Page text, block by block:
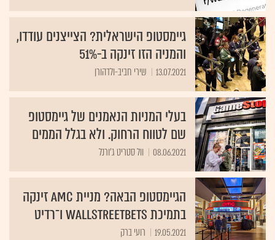
גיימסטופ הישראלית? הצייצנים עודדו,
והמניה הזו זינקה ב-51%
13.07.2021 שירי חביב-ולדהורן
בעלי המניות הנאמנים של גיימסטופ
שם לטווח הרחוק. ולא בגלל הממים
08.06.2021 וול סטריט ג'ורנל
הגיימסטופ הבאה? מניית AMC זינקה
בתמיכת WallStreetBets ו־רדיט
19.05.2021 רועי ברק